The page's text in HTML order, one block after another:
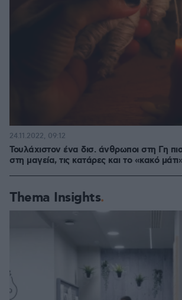
Τουλάχιστον ένα δισ. άνθρωποι στη Γη
στη μαγεία, τις κατάρες και το «κακό
24.11.2022, 09:12
Thema Insights